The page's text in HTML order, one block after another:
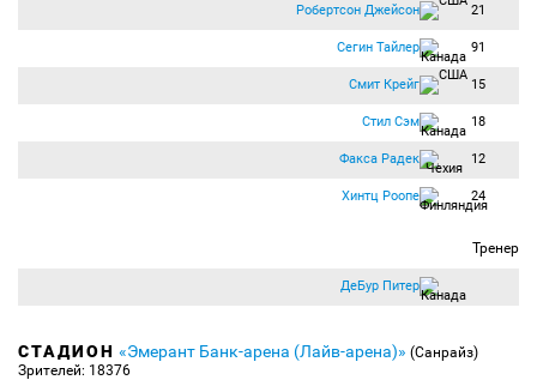
Робертсон Джейсон 21
Сегин Тайлер 91
Смит Крейг 15
Стил Сэм 18
Факса Радек 12
Хинтц Роопе 24
Тренер
ДеБур Питер
СТАДИОН «Эмерант Банк-арена (Лайв-арена)» (Санрайз)
Зрителей: 18376